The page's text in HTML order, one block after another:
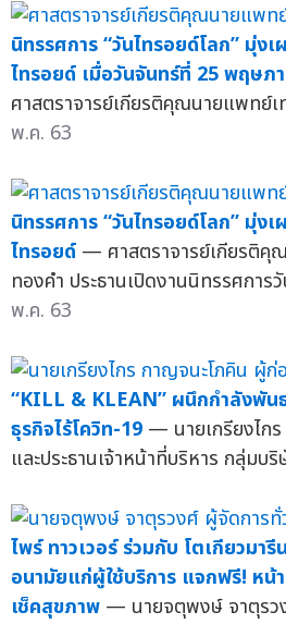
นิทรรศการ “วันไทรอยด์โลก” มุ่ง
ไทรอยด์ เมื่อวันจันทร์ที่ 25 พฤษภ
ศาสตราจารย์เกียรติคุณนายแพทย์เ
พ.ค. 63
นิทรรศการ “วันไทรอยด์โลก” มุ่ง
ไทรอยด์ — ศาสตราจารย์เกียรติคุ
ทองคำ ประธานเปิดงานนิทรรศการ
พ.ค. 63
“KILL & KLEAN” ผนึกกำลังพัน
ธุรกิจไร้โควิท-19 — นายเกรียงไก
และประธานเจ้าหน้าที่บริหาร กลุ่มบ
ไพร์ ทาวเวอร์ ร่วมกับ โตเกียวมา
อนามัยแก่ผู้ใช้บริการ แจกฟรี! หน้
เช็คสุขภาพ — นายจตุพงษ์ จาตุรว